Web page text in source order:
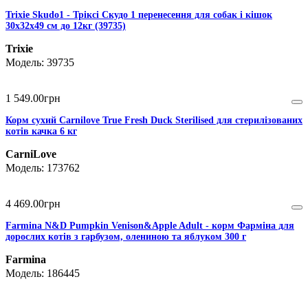
Trixie Skudo1 - Тріксі Скудо 1 перенесення для собак і кішок
30х32х49 см до 12кг (39735)
Trixie
39735
1 549.00грн
Корм сухий Carnilove True Fresh Duck Sterilised для стерилізованих
котів качка 6 кг
CarniLove
173762
4 469.00грн
Farmina N&D Pumpkin Venison&Apple Adult - корм Фарміна для
дорослих котів з гарбузом, олениною та яблуком 300 г
Farmina
186445